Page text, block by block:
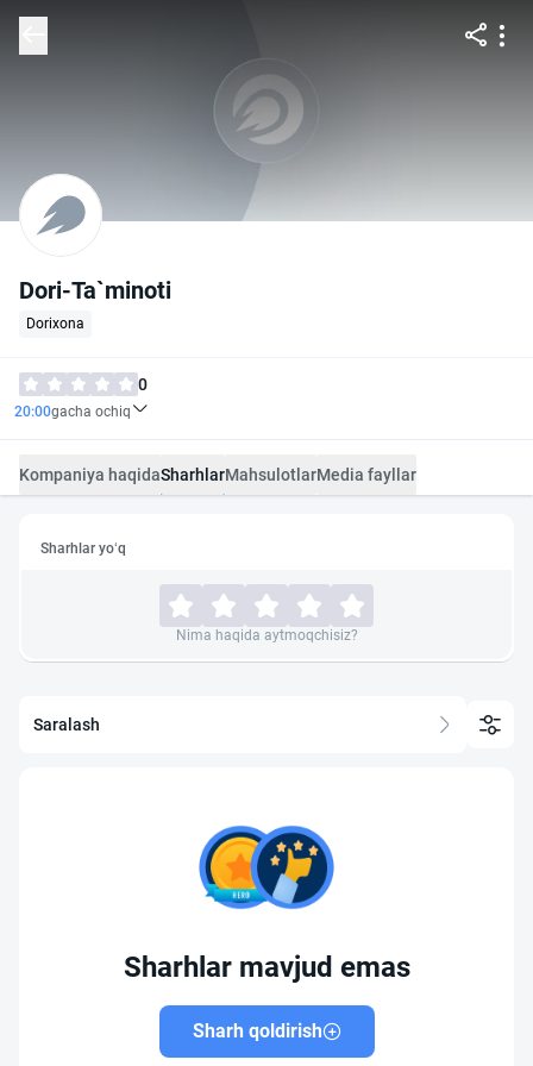
Dori-Ta`minoti
Dorixona
0
20:00gacha ochiq
Kompaniya haqidaSharhlarMahsulotlarMedia fayllar
Sharhlar yo‘q
Nima haqida aytmoqchisiz?
Saralash
Sharhlar mavjud emas
Sharh qoldirish